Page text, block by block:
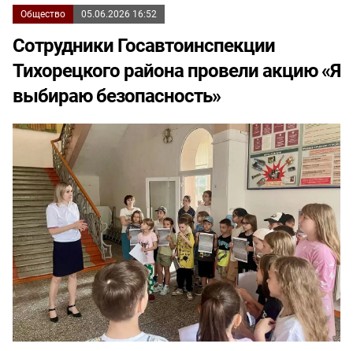
Общество 05.06.2026 16:52
Сотрудники Госавтоинспекции
Тихорецкого района провели акцию «Я
выбираю безопасность»